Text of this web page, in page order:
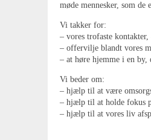
møde mennesker, som
Vi takker for:
– vores trofaste
– offervilje blandt vores
– at høre hjemme i en by,
Vi beder om:
– hjælp til at være
– hjælp til at holde fokus
– hjælp til at vores liv